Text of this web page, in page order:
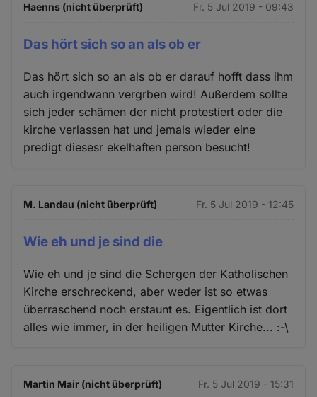
Haenns (nicht überprüft) Fr. 5 Jul 2019 - 09:43
Das hört sich so an als ob er
Das hört sich so an als ob er darauf hofft dass ihm
auch irgendwann vergrben wird! Außerdem sollte
sich jeder schämen der nicht protestiert oder die
kirche verlassen hat und jemals wieder eine
predigt diesesr ekelhaften person besucht!
M. Landau (nicht überprüft) Fr. 5 Jul 2019 - 12:45
Wie eh und je sind die
Wie eh und je sind die Schergen der Katholischen
Kirche erschreckend, aber weder ist so etwas
überraschend noch erstaunt es. Eigentlich ist dort
alles wie immer, in der heiligen Mutter Kirche... :-\
Martin Mair (nicht überprüft) Fr. 5 Jul 2019 - 15:31